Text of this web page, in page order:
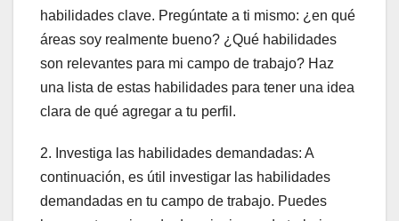
habilidades clave. Pregúntate a ti mismo: ¿en qué
áreas soy realmente bueno? ¿Qué habilidades
son relevantes para mi campo de trabajo? Haz
una lista de estas habilidades para tener una idea
clara de qué agregar a tu perfil.
2. Investiga las habilidades demandadas: A
continuación, es útil investigar las habilidades
demandadas en tu campo de trabajo. Puedes